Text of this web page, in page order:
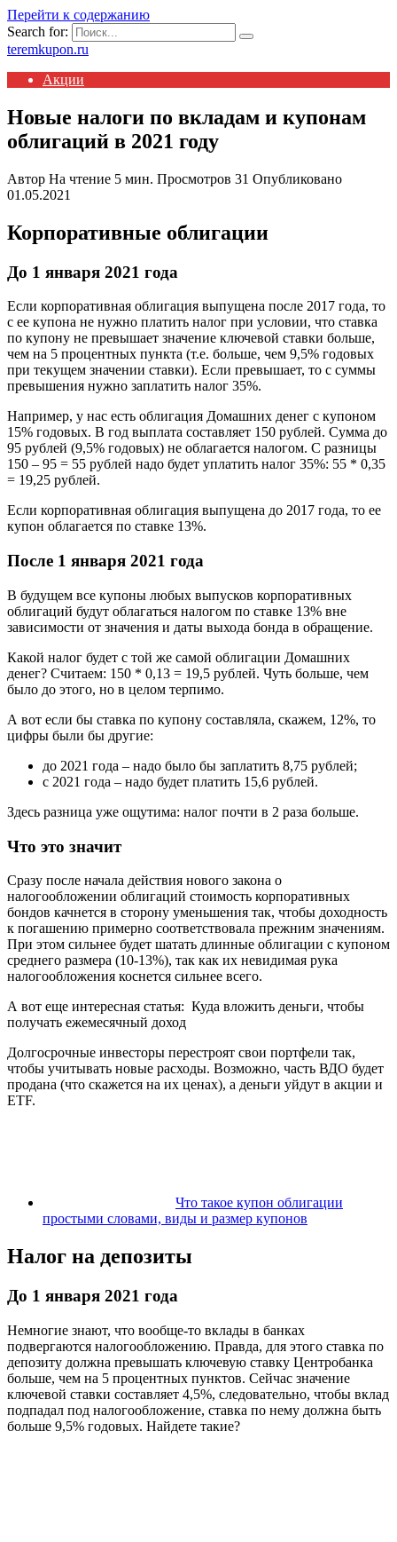
Перейти к содержанию
Search for:
teremkupon.ru
Акции
Новые налоги по вкладам и купонам
облигаций в 2021 году
Автор На чтение 5 мин. Просмотров 31 Опубликовано
01.05.2021
Корпоративные облигации
До 1 января 2021 года
Если корпоративная облигация выпущена после 2017 года, то
с ее купона не нужно платить налог при условии, что ставка
по купону не превышает значение ключевой ставки больше,
чем на 5 процентных пункта (т.е. больше, чем 9,5% годовых
при текущем значении ставки). Если превышает, то с суммы
превышения нужно заплатить налог 35%.
Например, у нас есть облигация Домашних денег с купоном
15% годовых. В год выплата составляет 150 рублей. Сумма до
95 рублей (9,5% годовых) не облагается налогом. С разницы
150 – 95 = 55 рублей надо будет уплатить налог 35%: 55 * 0,35
= 19,25 рублей.
Если корпоративная облигация выпущена до 2017 года, то ее
купон облагается по ставке 13%.
После 1 января 2021 года
В будущем все купоны любых выпусков корпоративных
облигаций будут облагаться налогом по ставке 13% вне
зависимости от значения и даты выхода бонда в обращение.
Какой налог будет с той же самой облигации Домашних
денег? Считаем: 150 * 0,13 = 19,5 рублей. Чуть больше, чем
было до этого, но в целом терпимо.
А вот если бы ставка по купону составляла, скажем, 12%, то
цифры были бы другие:
до 2021 года – надо было бы заплатить 8,75 рублей;
с 2021 года – надо будет платить 15,6 рублей.
Здесь разница уже ощутима: налог почти в 2 раза больше.
Что это значит
Сразу после начала действия нового закона о
налогообложении облигаций стоимость корпоративных
бондов качнется в сторону уменьшения так, чтобы доходность
к погашению примерно соответствовала прежним значениям.
При этом сильнее будет шатать длинные облигации с купоном
среднего размера (10-13%), так как их невидимая рука
налогообложения коснется сильнее всего.
А вот еще интересная статья: Куда вложить деньги, чтобы
получать ежемесячный доход
Долгосрочные инвесторы перестроят свои портфели так,
чтобы учитывать новые расходы. Возможно, часть ВДО будет
продана (что скажется на их ценах), а деньги уйдут в акции и
ETF.
Что такое купон облигации
простыми словами, виды и размер купонов
Налог на депозиты
До 1 января 2021 года
Немногие знают, что вообще-то вклады в банках
подвергаются налогообложению. Правда, для этого ставка по
депозиту должна превышать ключевую ставку Центробанка
больше, чем на 5 процентных пунктов. Сейчас значение
ключевой ставки составляет 4,5%, следовательно, чтобы вклад
подпадал под налогообложение, ставка по нему должна быть
больше 9,5% годовых. Найдете такие?